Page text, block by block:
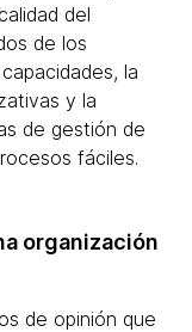
del
de los
la
y la
de gestión de
fáciles.
organización
de opinión que